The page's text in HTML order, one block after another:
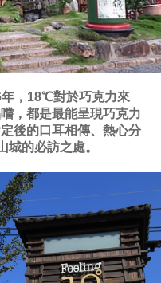
，18℃對於巧克力來
，都是最能呈現巧克力
後的口耳相傳、熱心分
的必訪之處。